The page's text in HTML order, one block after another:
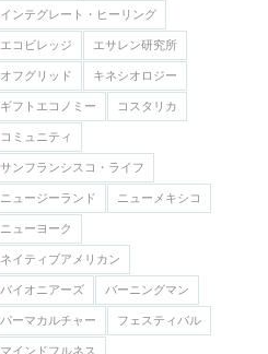
インテグレート・ヒーリング
エコビレッジ エサレン研究所
オフグリッド キネシオロジー
ギフトエコノミー コスタリカ
コミュニティ
サンフランシスコ・ライフ
ニュージーランド ニューメキシコ
ニューヨーク
ネイティブアメリカン
バイオニアーズ バーニングマン
パーマカルチャー フェスティバル
マインドフルネス